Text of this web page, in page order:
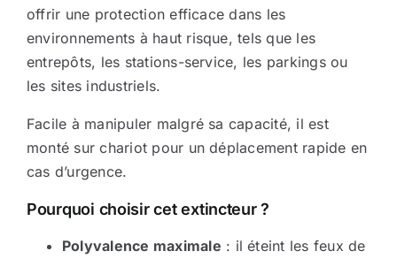
Sécurité incendie
BOUTIQUE
offrir une protection efficace dans les
environnements à haut risque, tels que les
entrepôts, les stations-service, les parkings ou
les sites industriels.
Facile à manipuler malgré sa capacité, il est
monté sur chariot pour un déplacement rapide en
cas d’urgence.
Pourquoi choisir cet extincteur ?
Polyvalence maximale : il éteint les feux de